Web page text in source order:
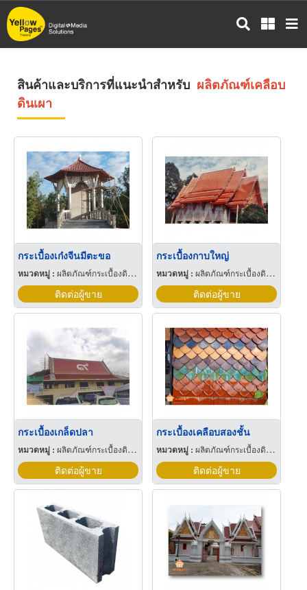
ข้าม
ไป
สินค้าและบริการที่แนะนำสำหรับ ผลิตภัณฑ์เคลือบ
ดินเผา
กระเบื้องเก๋งจีนมีตะขอ
หมวดหมู่ : ผลิตภัณฑ์กระเบื้องดินเผา
ติดต่อผู้ขาย
กระเบื้องกาบใหญ่
หมวดหมู่ :ผลิตภัณฑ์กระเบื้องดินเผา
ติดต่อผู้ขาย
กระเบื้องเกล็ดปลา
หมวดหมู่ : ผลิตภัณฑ์กระเบื้องดินเผา
ติดต่อผู้ขาย
กระเบื้องเคลือบสองชั้น
หมวดหมู่ :ผลิตภัณฑ์กระเบื้องดินเผา
ติดต่อผู้ขาย